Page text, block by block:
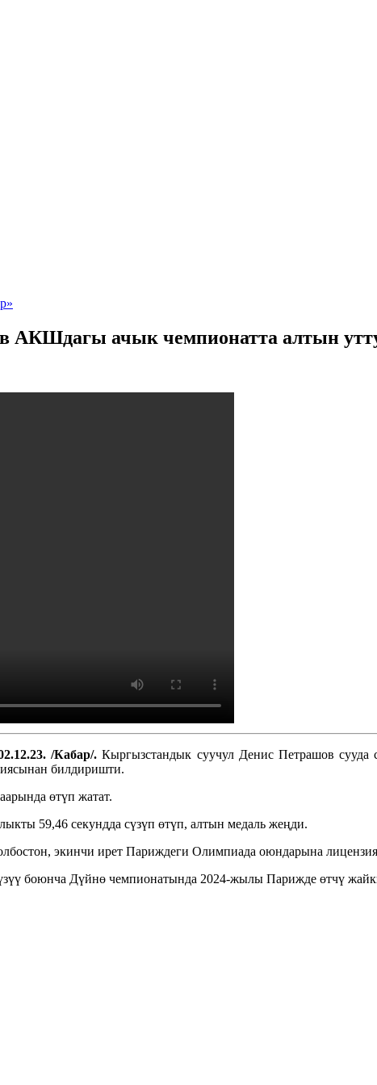
АКШдагы ачык чемпионатта алтын
/Кабар/. Кыргызстандык суучул Денис Петрашов
билдиришти.
өтүп жатат.
59,46 секундда сүзүп өтүп, алтын медаль жеңди.
экинчи ирет Париждеги Олимпиада оюндарына
боюнча Дүйнө чемпионатында 2024-жылы Парижде өтчү